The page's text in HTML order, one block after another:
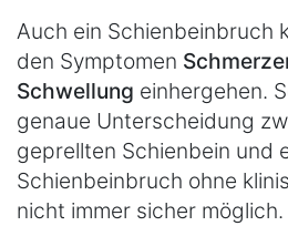
Auch ein Schienbeinbruch
den Symptomen
Schwellung einhergehen.
genaue Unterscheidung
geprellten Schienbein und
Schienbeinbruch ohne
nicht immer sicher möglich.